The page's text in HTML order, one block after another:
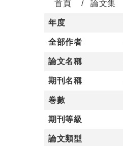
首頁 論文集
年度
全部作者
論文名稱
期刊名稱
卷數
期刊等級
論文類型